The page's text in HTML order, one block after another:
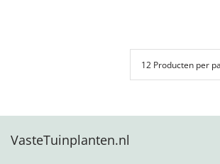
VasteTuinplanten.nl